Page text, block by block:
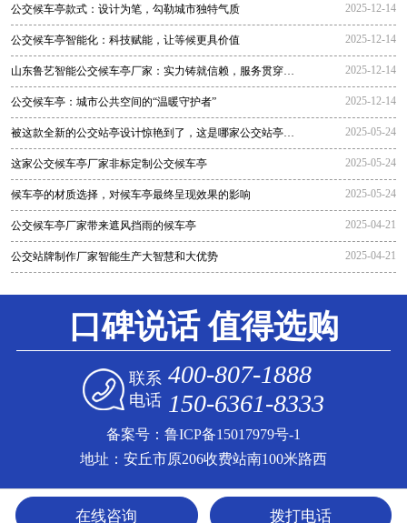
公交候车亭款式：设计为笔，勾勒城市独特气质 2025-12-14
公交候车亭智能化：科技赋能，让等候更具价值 2025-12-14
山东鲁艺智能公交候车亭厂家：实力铸就信赖，服务贯穿全
程
2025-12-14
公交候车亭：城市公共空间的“温暖守护者” 2025-12-14
被这款全新的公交站亭设计惊艳到了，这是哪家公交站亭生
产厂家生
2025-05-24
这家公交候车亭厂家非标定制公交候车亭 2025-05-24
候车亭的材质选择，对候车亭最终呈现效果的影响 2025-05-24
公交候车亭厂家带来遮风挡雨的候车亭 2025-04-21
公交站牌制作厂家智能生产大智慧和大优势 2025-04-21
口碑说话 值得选购
联系
电话
400-807-1888
150-6361-8333
备案号： 鲁ICP备15017979号-1
地址：安丘市原206收费站南100米路西
在线咨询 拨打电话